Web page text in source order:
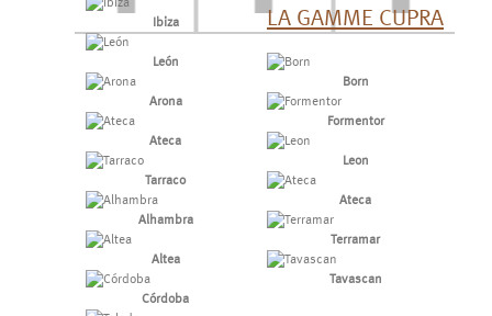
Ibiza
León
Arona
Ateca
Tarraco
Alhambra
Altea
Córdoba
LA GAMME CUPRA
Born
Formentor
Leon
Ateca
Terramar
Tavascan